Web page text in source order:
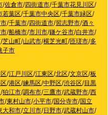
/佐倉市/四街道市/千葉市花見川区/
若葉区/千葉市中央区/千葉市緑区/
/千葉市/四街道市/習志野市/酒々
/船橋市/市川市/鎌ケ谷市/白井市/
/芝山町/山武市/横芝光町/匝瑳市/多
子市
/江戸川区/江東区/北区/文京区/板
/港区/練馬区/中野区/渋谷区/目黒
/狛江市/調布市/三鷹市/武蔵野市/西
/東村山市/小平市/国分寺市/国立
大和市/立川市/日野市/武蔵村山市/